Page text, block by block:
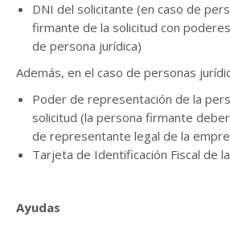
DNI del solicitante (en caso de
firmante de la solicitud con
de persona jurídica)
Además, en el caso de personas
Poder de representación de la
solicitud (la persona firmante
de representante legal de la
Tarjeta de Identificación Fiscal de
Ayudas